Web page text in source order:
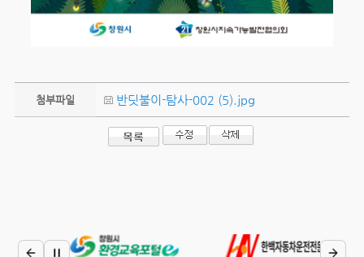
첨부파일 반딧불이-탐사-002 (5).jpg